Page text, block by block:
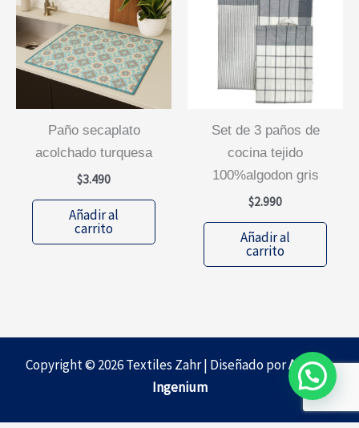
paño secaplato
acolchado turquesa
$3.490
Añadir al
carrito
set de 3 paños de
cocina tejido
100%algodon gris
$2.990
Añadir al
carrito
Copyright © 2026 Textiles Zahr | Diseñado porAgencia
Ingenium